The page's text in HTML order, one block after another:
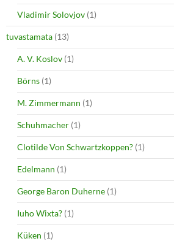
Vladimir Solovjov (1)
tuvastamata (13)
A. V. Koslov (1)
Börns (1)
M. Zimmermann (1)
Schuhmacher (1)
Clotilde Von Schwartzkoppen? (1)
Edelmann (1)
George Baron Duherne (1)
Iuho Wixta? (1)
Küken (1)